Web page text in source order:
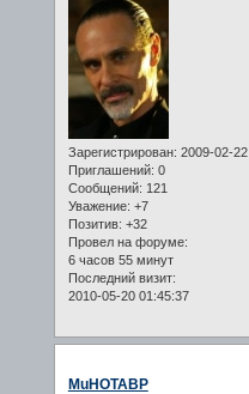
Зарегистрирован: 2009-02-22
Приглашений: 0
Сообщений: 121
Уважение: +7
Позитив: +32
Провел на форуме:
6 часов 55 минут
Последний визит:
2010-05-20 01:45:37
MuHOTABP